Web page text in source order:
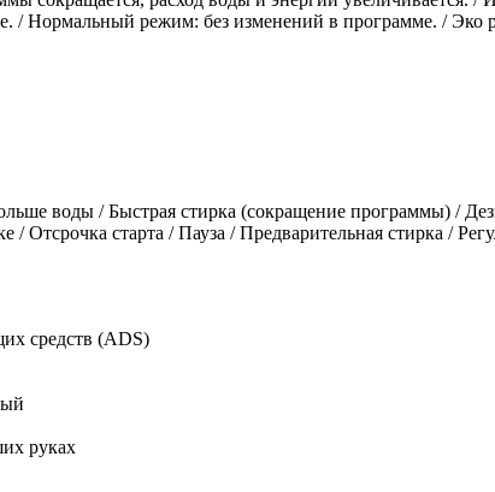
/ Нормальный режим: без изменений в программе. /
воды / Быстрая стирка (сокращение программы) /
/ Отсрочка старта / Пауза / Предварительная стирка /
средств (ADS)
руках